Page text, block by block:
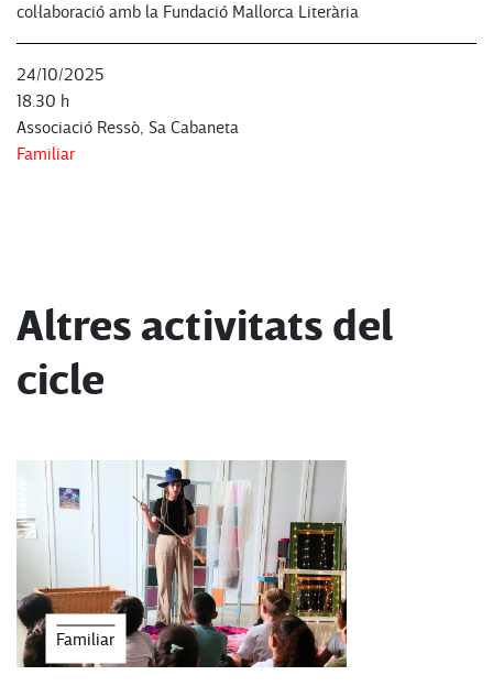
col·laboració amb la Fundació Mallorca Literària
24/10/2025
18.30 h
Associació Ressò, Sa Cabaneta
Familiar
Altres activitats del
cicle
Familiar